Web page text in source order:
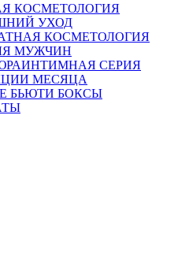
КОСМЕТОЛОГИЯ
УХОД
КОСМЕТОЛОГИЯ
МУЖЧИН
ИНТИМНАЯ СЕРИЯ
МЕСЯЦА
БЬЮТИ БОКСЫ